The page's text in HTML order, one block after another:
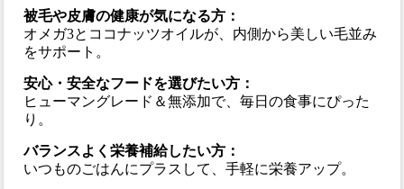
被毛や皮膚の健康が気になる方：
オメガ3とココナッツオイルが、内側から美しい毛並み
をサポート。
安心・安全なフードを選びたい方：
ヒューマングレード＆無添加で、毎日の食事にぴった
り。
バランスよく栄養補給したい方：
いつものごはんにプラスして、手軽に栄養アップ。